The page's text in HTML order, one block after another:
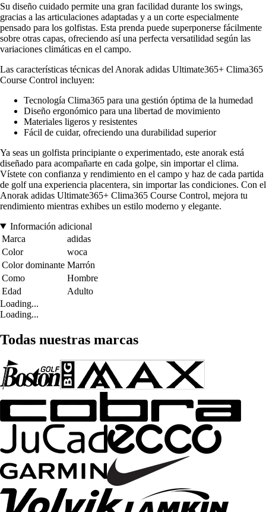
Su diseño cuidado permite una gran facilidad durante los swings,
gracias a las articulaciones adaptadas y a un corte especialmente
pensado para los golfistas. Esta prenda puede superponerse fácilmente
sobre otras capas, ofreciendo así una perfecta versatilidad según las
variaciones climáticas en el campo.
Las características técnicas del Anorak adidas Ultimate365+ Clima365
Course Control incluyen:
Tecnología Clima365 para una gestión óptima de la humedad
Diseño ergonómico para una libertad de movimiento
Materiales ligeros y resistentes
Fácil de cuidar, ofreciendo una durabilidad superior
Ya seas un golfista principiante o experimentado, este anorak está
diseñado para acompañarte en cada golpe, sin importar el clima.
Vístete con confianza y rendimiento en el campo y haz de cada partida
de golf una experiencia placentera, sin importar las condiciones. Con el
Anorak adidas Ultimate365+ Clima365 Course Control, mejora tu
rendimiento mientras exhibes un estilo moderno y elegante.
Información adicional
Marca
adidas
Color
woca
Color dominante Marrón
Como
Hombre
Edad
Adulto
Loading...
Loading...
Todas nuestras marcas